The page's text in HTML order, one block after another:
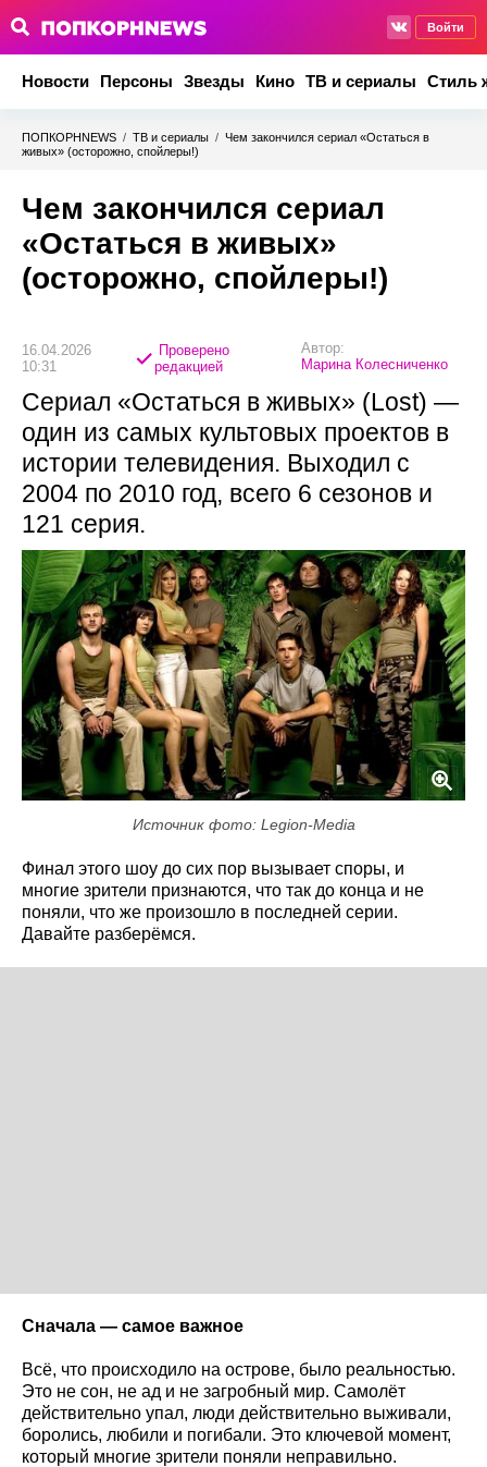
Войти
Новости Персоны Звезды Кино ТВ и сериалы Стиль
ПОПКОРНNEWS / ТВ и сериалы / Чем закончился сериал «Остаться в
живых» (осторожно, спойлеры!)
Чем закончился сериал
«Остаться в живых»
(осторожно, спойлеры!)
16.04.2026
10:31
Проверено
редакцией
Автор:
Марина Колесниченко
Сериал «Остаться в живых» (Lost) —
один из самых культовых проектов в
истории телевидения. Выходил с
2004 по 2010 год, всего 6 сезонов и
121 серия.
Источник фото: Legion-Media
Финал этого шоу до сих пор вызывает споры, и
многие зрители признаются, что так до конца и не
поняли, что же произошло в последней серии.
Давайте разберёмся.
Сначала — самое важное
Всё, что происходило на острове, было реальностью.
Это не сон, не ад и не загробный мир. Самолёт
действительно упал, люди действительно выживали,
боролись, любили и погибали. Это ключевой момент,
который многие зрители поняли неправильно.